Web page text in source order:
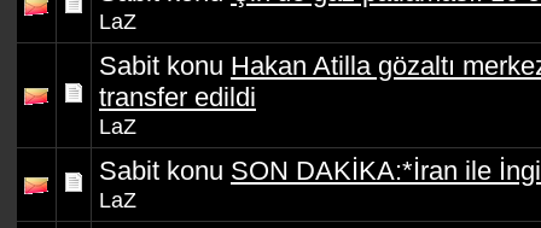
LaZ
Sabit konu Hakan Atilla gözaltı
transfer edildi
LaZ
Sabit konu SON DAKİKA:*İran ile
LaZ